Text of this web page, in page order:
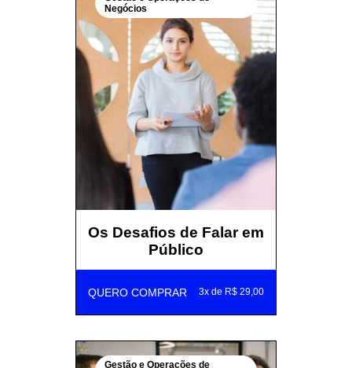
Negócios
Os Desafios de Falar em
Público
QUERO COMPRAR 3x de R$ 29,00
Gestão e Operações de